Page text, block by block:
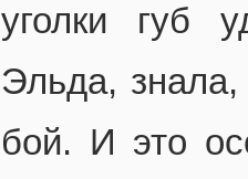
уголки губ
Эльда, знала,
бой. И это